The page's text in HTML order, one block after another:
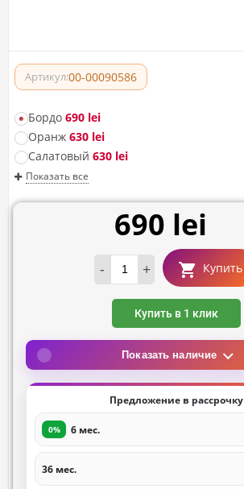
Артикул:00-00090586
Бордо 690 lei
Оранж 630 lei
Салатовый 630 lei
Показать все
690 lei
- + Купить
Купить в 1 клик
Показать наличие
Предложение в рассрочку
0% 6 мес.
36 мес.